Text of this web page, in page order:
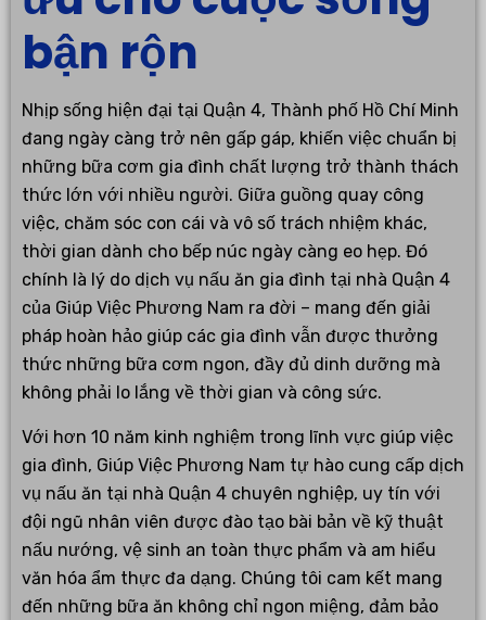
bận rộn
Nhịp sống hiện đại tại Quận 4, Thành phố Hồ Chí Minh
đang ngày càng trở nên gấp gáp, khiến việc chuẩn bị
những bữa cơm gia đình chất lượng trở thành thách
thức lớn với nhiều người. Giữa guồng quay công
việc, chăm sóc con cái và vô số trách nhiệm khác,
thời gian dành cho bếp núc ngày càng eo hẹp. Đó
chính là lý do dịch vụ nấu ăn gia đình tại nhà Quận 4
của Giúp Việc Phương Nam ra đời – mang đến giải
pháp hoàn hảo giúp các gia đình vẫn được thưởng
thức những bữa cơm ngon, đầy đủ dinh dưỡng mà
không phải lo lắng về thời gian và công sức.
Với hơn 10 năm kinh nghiệm trong lĩnh vực giúp việc
gia đình, Giúp Việc Phương Nam tự hào cung cấp dịch
vụ nấu ăn tại nhà Quận 4 chuyên nghiệp, uy tín với
đội ngũ nhân viên được đào tạo bài bản về kỹ thuật
nấu nướng, vệ sinh an toàn thực phẩm và am hiểu
văn hóa ẩm thực đa dạng. Chúng tôi cam kết mang
đến những bữa ăn không chỉ ngon miệng, đảm bảo